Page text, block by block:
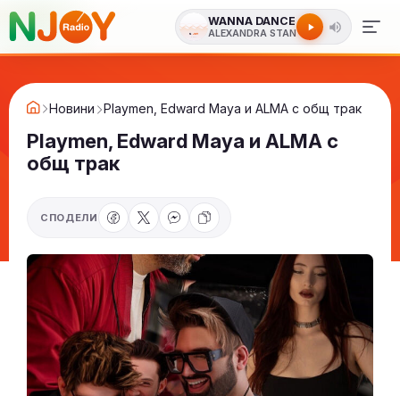
WANNA DANCE
ALEXANDRA STAN
Новини Playmen, Edward Maya и ALMA с общ трак
Playmen, Edward Maya и ALMA с
общ трак
СПОДЕЛИ